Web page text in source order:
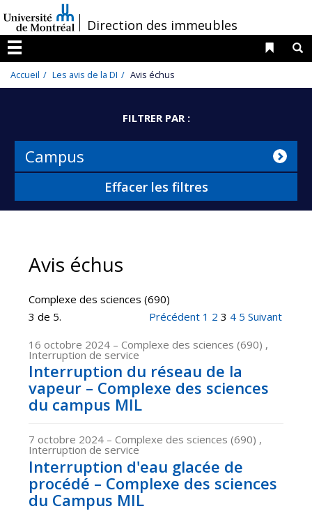
au
contenu
/Direction des immeubles
Menu
Liens
Accueil Les avis de la DI Avis échus
FILTRER PAR :
Campus
Effacer les filtres
Avis échus
Complexe des sciences (690)
3 de 5.
Précédent 1 2 3 4 5 Suivant
16 octobre 2024 – Complexe des sciences (690) ,
Interruption de service
Interruption du réseau de la
vapeur – Complexe des sciences
du campus MIL
7 octobre 2024 – Complexe des sciences (690) ,
Interruption de service
Interruption d'eau glacée de
procédé – Complexe des sciences
du Campus MIL